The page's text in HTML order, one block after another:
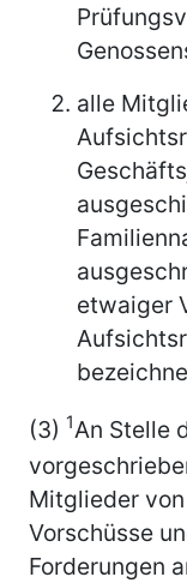
alle
etwaiger
(3) 1An Stelle
Mitglieder
Vorschüsse
Forderungen